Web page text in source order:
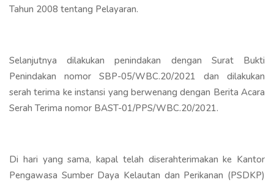
Tahun 2008 tentang Pelayaran.
Selanjutnya dilakukan penindakan dengan Surat Bukti
Penindakan nomor SBP-05/WBC.20/2021 dan dilakukan
serah terima ke instansi yang berwenang dengan Berita Acara
Serah Terima nomor BAST-01/PPS/WBC.20/2021.
Di hari yang sama, kapal telah diserahterimakan ke Kantor
Pengawasa Sumber Daya Kelautan dan Perikanan (PSDKP)